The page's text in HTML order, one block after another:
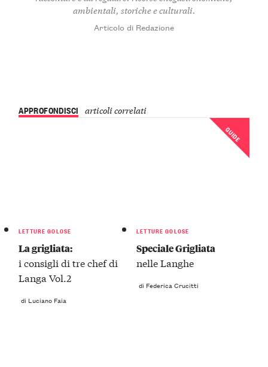
ambientali, storiche e culturali.
Articolo di Redazione
APPROFONDISCI articoli correlati
LETTURE GOLOSE
La grigliata:
i consigli di tre chef di
Langa Vol.2
di Luciano Faia
GUIDE
LETTURE GOLOSE
Speciale Grigliata
nelle Langhe
di Federica Crucitti